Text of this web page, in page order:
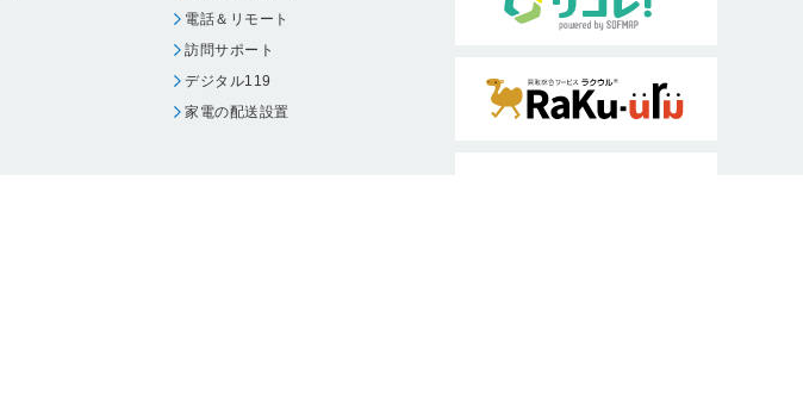
電話＆リモート
訪問サポート
デジタル119
家電の配送設置